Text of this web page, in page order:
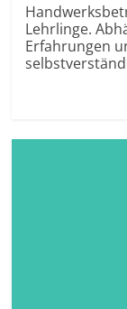
Lehrlinge.
Erfahrungen